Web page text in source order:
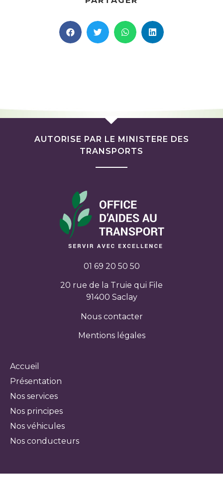
AUTORISE PAR LE MINISTERE DES
TRANSPORTS
01 69 20 50 50
20 rue de la Truie qui File
91400 Saclay
Nous contacter
Mentions légales
Accueil
Présentation
Nos services
Nos principes
Nos véhicules
Nos conducteurs